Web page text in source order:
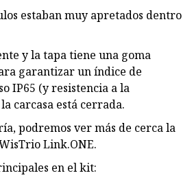
estaban muy apretados dentro
y la tapa tiene una goma
garantizar un índice de
IP65 (y resistencia a la
carcasa está cerrada.
podremos ver más de cerca la
Link.ONE.
en el kit: